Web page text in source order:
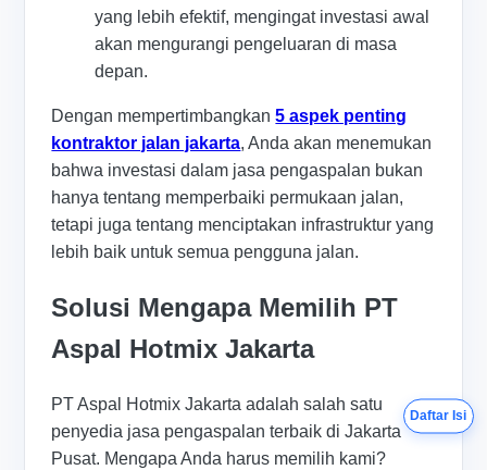
yang lebih efektif, mengingat investasi awal
akan mengurangi pengeluaran di masa
depan.
Dengan mempertimbangkan5 aspek penting
kontraktor jalan jakarta, Anda akan menemukan
bahwa investasi dalam jasa pengaspalan bukan
hanya tentang memperbaiki permukaan jalan,
tetapi juga tentang menciptakan infrastruktur yang
lebih baik untuk semua pengguna jalan.
Solusi Mengapa Memilih PT
Aspal Hotmix Jakarta
PT Aspal Hotmix Jakarta adalah salah satu
penyedia jasa pengaspalan terbaik di Jakarta
Pusat. Mengapa Anda harus memilih kami?
Daftar Isi